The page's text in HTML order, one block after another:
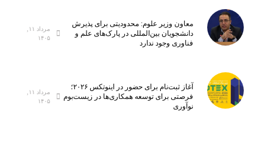
معاون وزیر علوم: محدودیتی برای پذیرش
دانشجویان بین‌المللی در پارک‌های علم و
فناوری وجود ندارد
مرداد ۱۱,
۱۴۰۵
آغاز ثبت‌نام برای حضور در اینوتکس ۲۰۲۶؛
فرصتی برای توسعه همکاری‌ها در زیست‌بوم
نوآوری
مرداد ۱۱,
۱۴۰۵